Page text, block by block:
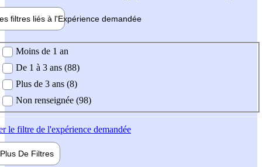
filtres liés à l'Expérience demandée
demandée
Moins de 1 an
De 1 à 3 ans (88)
Plus de 3 ans (8)
Non renseignée (98)
le filtre de l'expérience demandée
Plus De Filtres